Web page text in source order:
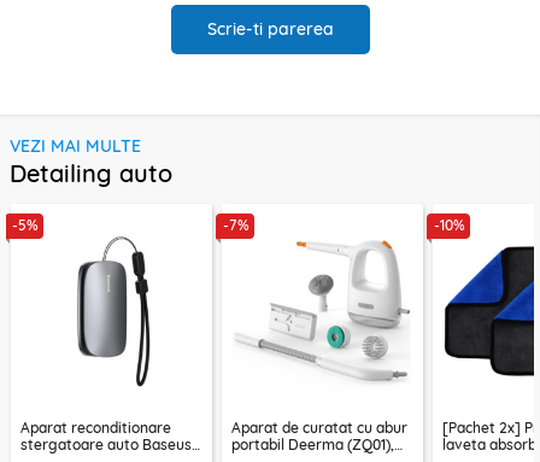
Scrie-ti parerea
VEZI MAI MULTE
Detailing auto
-5%
Aparat reconditionare
stergatoare auto Baseus,
-7%
Aparat de curatat cu abur
portabil Deerma (ZQ01),
-10%
[Pachet 2x]
laveta